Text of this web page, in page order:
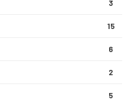
3
15
6
2
5